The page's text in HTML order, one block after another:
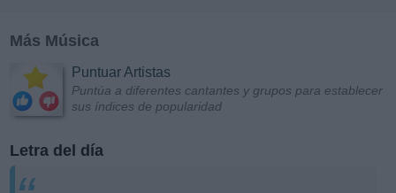
Más Música
Puntuar Artistas
Puntúa a diferentes cantantes y grupos para establecer
sus índices de popularidad
Letra del día